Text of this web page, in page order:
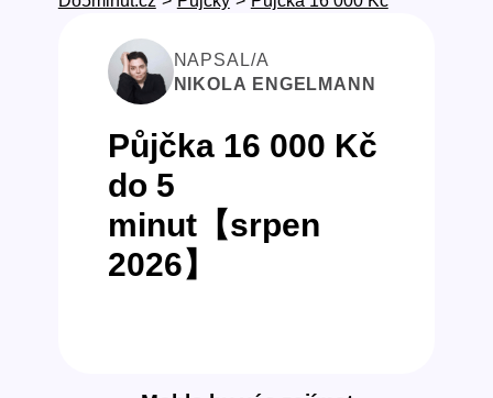
NAPSAL/A
NIKOLA ENGELMANN
Půjčka 16 000 Kč
do 5
minut【srpen
2026】